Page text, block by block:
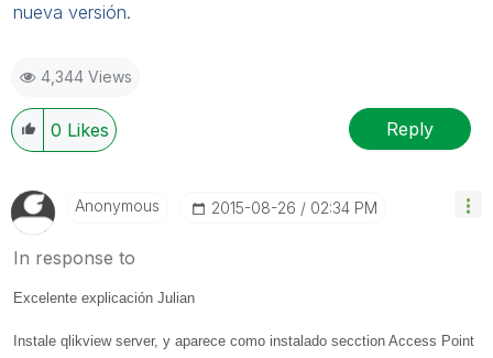
nueva versión.
4,344 Views
0 Likes Reply
Anonymous ‎2015-08-26 02:34 PM
In response to
Excelente explicación Julian
Instale qlikview server, y aparece como instalado secction Access Point